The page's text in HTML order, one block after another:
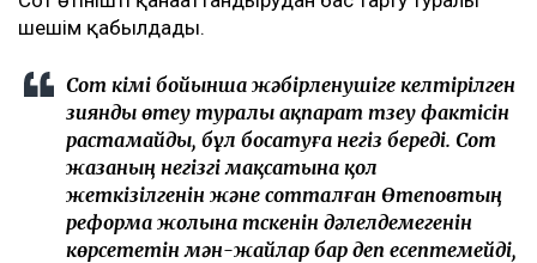
шешім қабылдады.
Сот үкімі бойынша жәбірленушіге келтірілген
зиянды өтеу туралы ақпарат түзеу фактісін
растамайды, бұл босатуға негіз береді. Сот
жазаның негізгі мақсатына қол
жеткізілгенін және сотталған Өтеповтың
реформа жолына түскенін дәлелдемегенін
көрсететін мән-жайлар бар деп есептемейді,